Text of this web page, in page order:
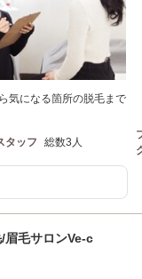
気になる箇所の脱毛まで
タッフ 総数3人
眉毛サロンVe-c